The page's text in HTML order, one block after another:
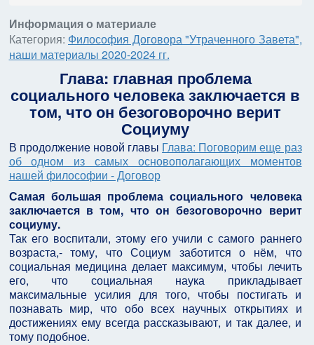
Информация о материале
Категория: Философия Договора "Утраченного Завета",
наши материалы 2020-2024 гг.
Глава: главная проблема
социального человека заключается в
том, что он безоговорочно верит
Социуму
В продолжение новой главы Глава: Поговорим еще раз
об одном из самых основополагающих моментов
нашей философии - Договор
Самая большая проблема социального человека
заключается в том, что он безоговорочно верит
социуму.
Так его воспитали, этому его учили с самого раннего
возраста,- тому, что Социум заботится о нём, что
социальная медицина делает максимум, чтобы лечить
его, что социальная наука прикладывает
максимальные усилия для того, чтобы постигать и
познавать мир, что обо всех научных открытиях и
достижениях ему всегда рассказывают, и так далее, и
тому подобное.